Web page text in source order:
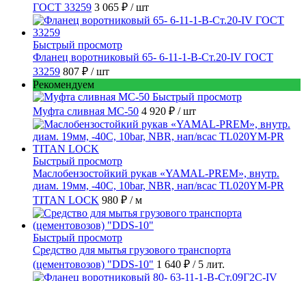
ГОСТ 33259 3 065 ₽ / шт
Быстрый просмотр
Фланец воротниковый 65- 6-11-1-B-Ст.20-IV ГОСТ
33259 807 ₽ / шт
Рекомендуем
Быстрый просмотр
Муфта сливная МС-50 4 920 ₽ / шт
Быстрый просмотр
Маслобензостойкий рукав «YAMAL-PREM», внутр.
диам. 19мм, -40C, 10bar, NBR, нап/всас TL020YM-PR
TITAN LOCK 980 ₽ / м
Быстрый просмотр
Средство для мытья грузового транспорта
(цементовозов) "DDS-10" 1 640 ₽ / 5 лит.